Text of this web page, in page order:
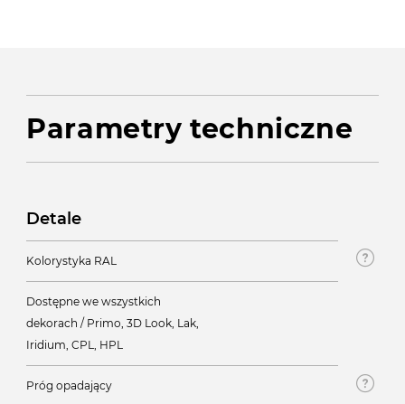
Parametry techniczne
Detale
Kolorystyka RAL
Dostępne we wszystkich
dekorach / Primo, 3D Look, Lak,
Iridium, CPL, HPL
Próg opadający